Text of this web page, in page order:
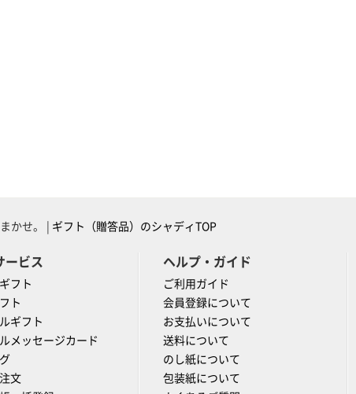
かせ。 | ギフト（贈答品）のシャディTOP
ービス
フト
ト
ギフト
メッセージカード
文
ヘルプ・ガイド
ご利用ガイド
会員登録について
お支払いについて
送料について
のし紙について
包装紙について